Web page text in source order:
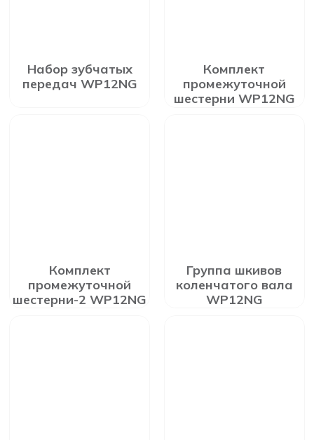
Набор зубчатых
передач WP12NG
Комплект
промежуточной
шестерни WP12NG
Комплект
промежуточной
шестерни-2 WP12NG
Группа шкивов
коленчатого вала
WP12NG